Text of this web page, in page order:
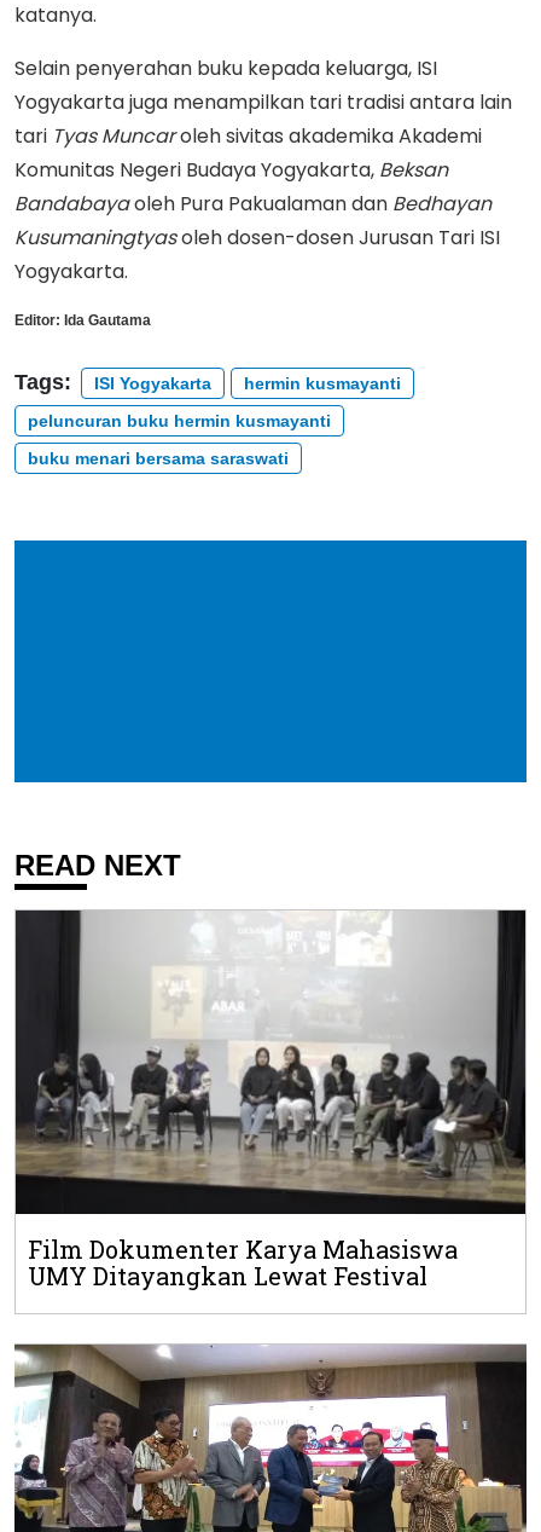
katanya.
Selain penyerahan buku kepada keluarga, ISI
Yogyakarta juga menampilkan tari tradisi antara lain
tari Tyas Muncaroleh sivitas akademika Akademi
Komunitas Negeri Budaya Yogyakarta, Beksan
Bandabayaoleh Pura Pakualaman dan Bedhayan
Kusumaningtyasoleh dosen-dosen Jurusan Tari ISI
Yogyakarta.
Editor: Ida Gautama
Tags: ISI Yogyakarta
hermin kusmayanti
peluncuran buku hermin kusmayanti
buku menari bersama saraswati
READ NEXT
Film Dokumenter Karya Mahasiswa
UMY Ditayangkan Lewat Festival